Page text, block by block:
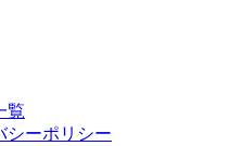
覧
シーポリシー